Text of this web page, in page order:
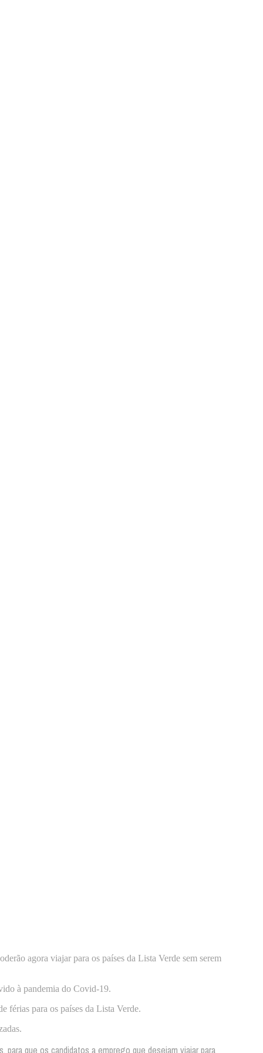
agora viajar para os países da Lista Verde sem serem
à pandemia do Covid-19.
férias para os países da Lista Verde.
que os candidatos a emprego que desejam viajar para